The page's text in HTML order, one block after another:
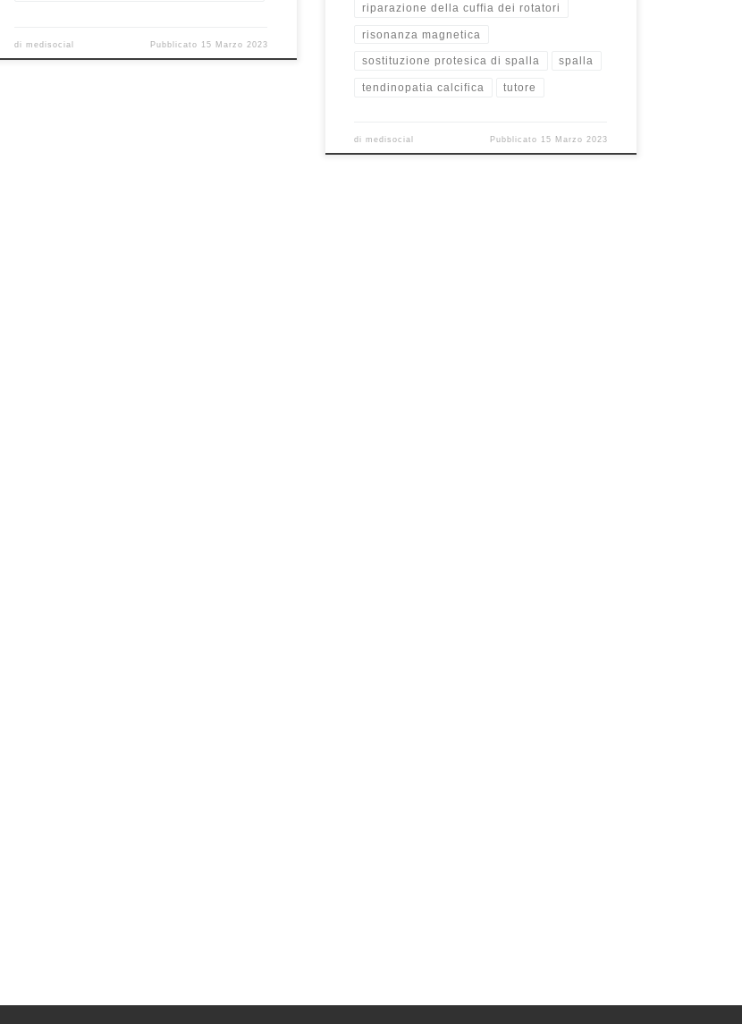
dimedisocial Pubblicato 15 Marzo 2023
riparazione della cuffia dei rotatori
risonanza magnetica
sostituzione protesica di spalla spalla
tendinopatia calcifica tutore
dimedisocial Pubblicato 15 Marzo 2023